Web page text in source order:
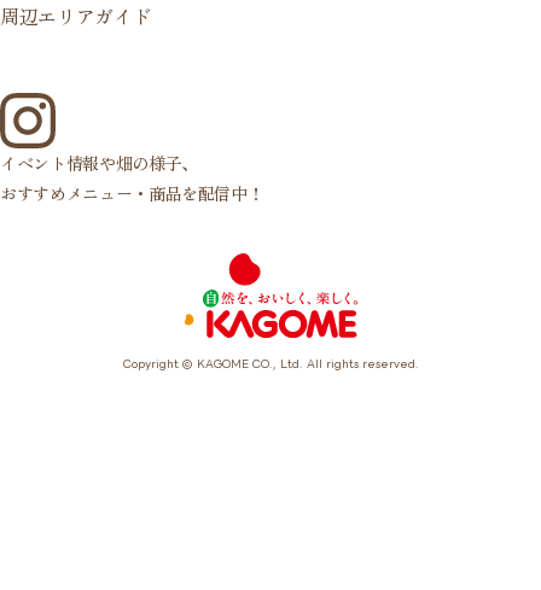
周辺エリアガイド
イベント情報や畑の様子、
おすすめメニュー・商品を配信中！
Copyright ©︎ KAGOME CO., Ltd. All rights reserved.